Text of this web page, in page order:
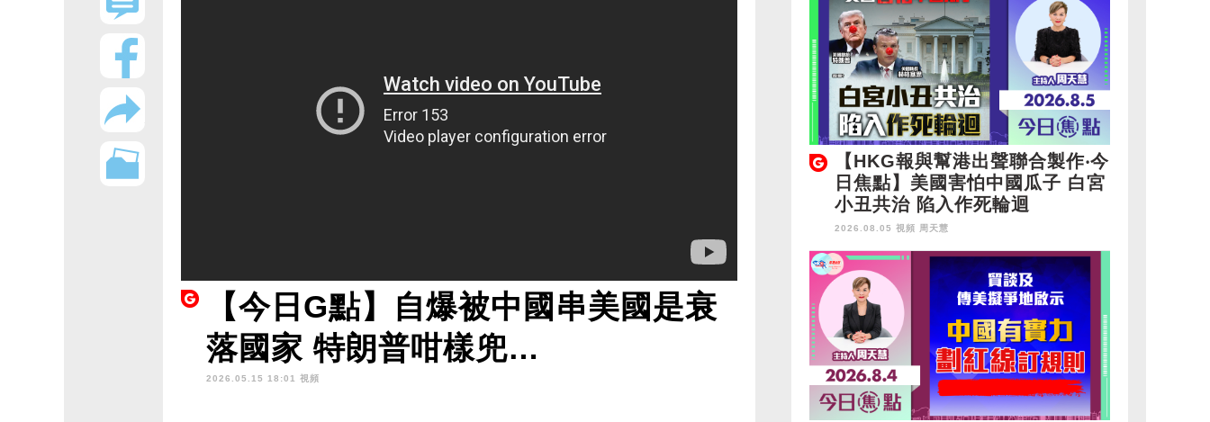
【今日G點】自爆被中國串美國是衰
落國家 特朗普咁樣兜…
2026.05.15 18:01 視頻
【HKG報與幫港出聲聯合製作‧今
日焦點】美國害怕中國瓜子 白宮
小丑共治 陷入作死輪迴
2026.08.05 視頻 周天慧